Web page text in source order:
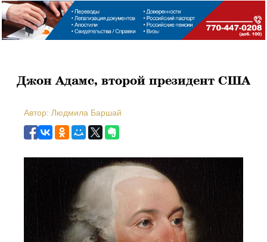
Джон Адамс, второй президент США
Автор: Людмила Баршай